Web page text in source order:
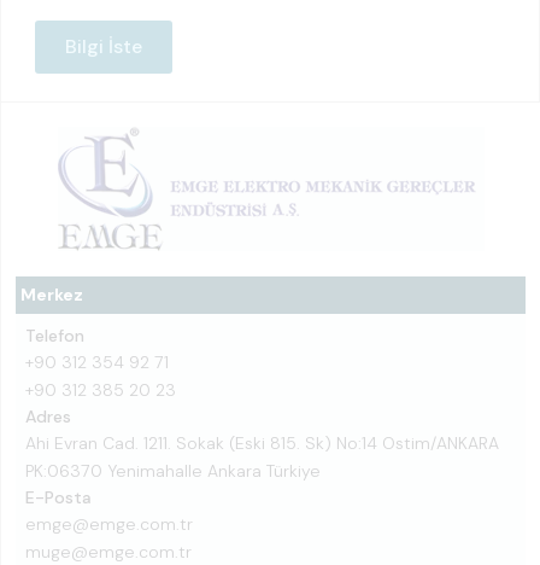
Merkez
Telefon
+90 312 354 92 71
+90 312 385 20 23
Adres
Ahi Evran Cad. 1211. Sokak (Eski 815. Sk) No:14 Ostim/ANKARA
PK:06370 Yenimahalle Ankara Türkiye
E-Posta
emge@emge.com.tr
muge@emge.com.tr
Bilgi İste